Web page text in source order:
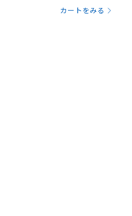
カートをみる